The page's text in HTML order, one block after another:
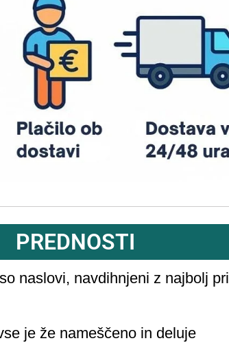
PREDNOSTI
naslovi, navdihnjeni z najbolj
je že nameščeno in deluje